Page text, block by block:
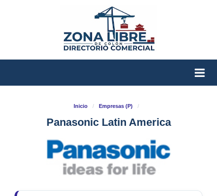
Inicio / Empresas (P) /
Panasonic Latin America